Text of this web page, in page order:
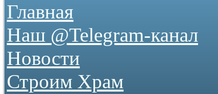
Главная
Наш @Telegram-канал
Новости
Строим Храм